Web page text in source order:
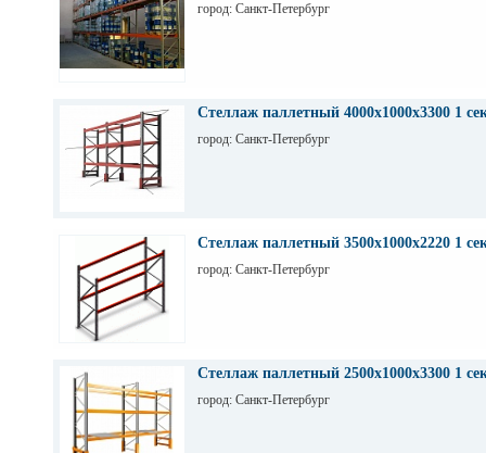
город: Санкт-Петербург
Стеллаж паллетный 4000х1000х3300 1
город: Санкт-Петербург
Стеллаж паллетный 3500х1000х2220 1
город: Санкт-Петербург
Стеллаж паллетный 2500х1000х3300 1
город: Санкт-Петербург